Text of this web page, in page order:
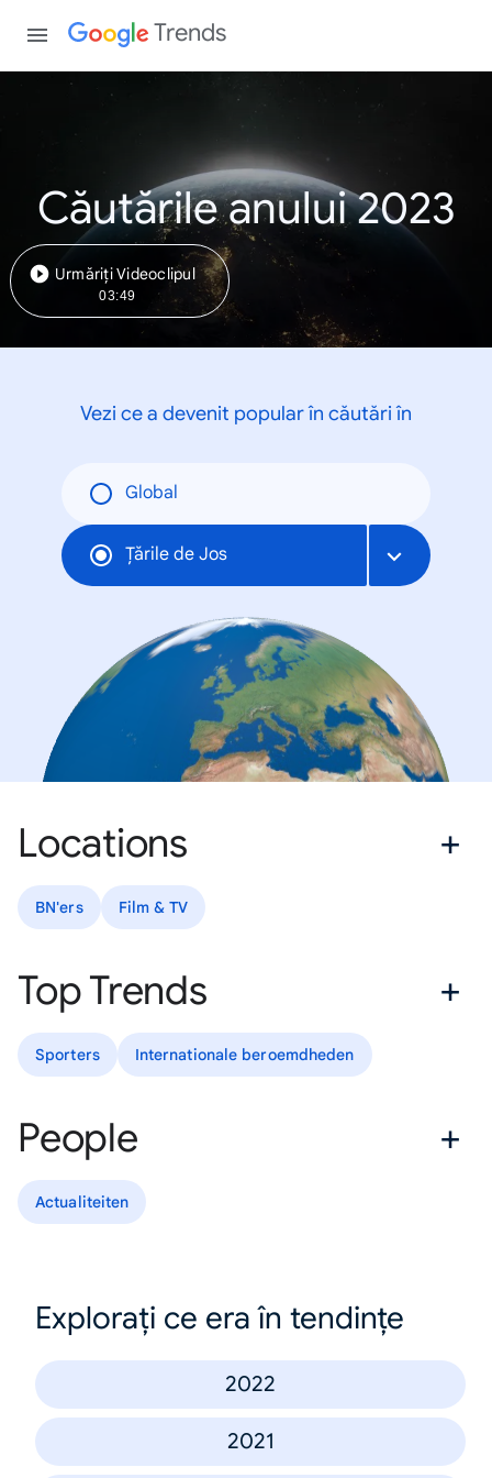
Trends
Căutările anului 2023
Urmăriți Videoclipul
03:49
Vezi ce a devenit popular în căutări în
Global
Țările de Jos
Locations
BN'ers Film & TV
Top Trends
Sporters Internationale beroemdheden
People
Actualiteiten
Explorați ce era în tendințe
2022
2021